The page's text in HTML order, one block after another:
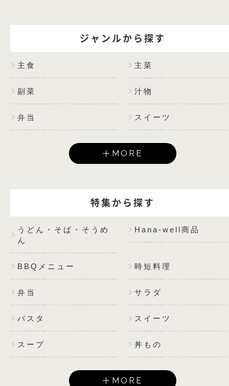
ジャンルから探す
主食 主菜
副菜 汁物
弁当 スイーツ
MORE
特集から探す
うどん・そば・そうめ
ん
Hana-well商品
BBQメニュー 時短料理
弁当 サラダ
パスタ スイーツ
スープ 丼もの
MORE